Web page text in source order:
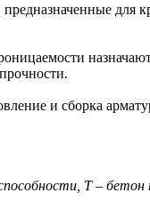
для
и сборка
Т –